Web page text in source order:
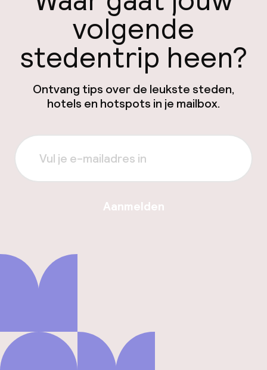
volgende
stedentrip heen?
Ontvang tips over de leukste steden,
hotels en hotspots in je mailbox.
Aanmelden